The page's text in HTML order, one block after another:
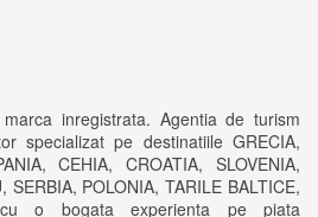
inregistrata. Agentia de turism
specializat pe destinatiile GRECIA,
CEHIA, CROATIA, SLOVENIA,
SERBIA, POLONIA, TARILE BALTICE,
cu o bogata experienta pe piata